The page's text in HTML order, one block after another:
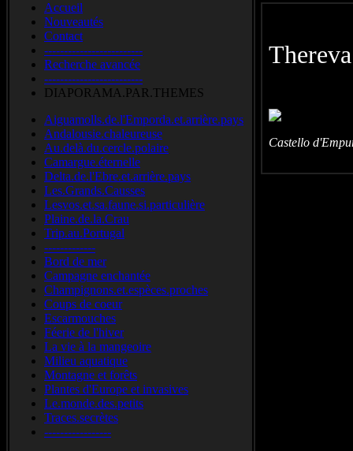
Accueil
Nouveautés
Contact
-------------------------
Recherche avancée
-------------------------
DIAPORAMA.PAR.THEMES
Aiguamolls.de.l'Emporda.et.arrière.pays
Andalousie.chaleureuse
Au.delà.du.cercle.polaire
Camargue.éternelle
Delta.de.l'Ebre.et.arrière.pays
Les.Grands.Causses
Lesvos.et.sa.faune.si.particulière
Plaine.de.la.Crau
Trip.au.Portugal
-------------
Bord de mer
Campagne enchantée
Champignons.et.espèces.proches
Coups de coeur
Escarmouches
Féerie de l'hiver
La vie à la mangeoire
Milieu aquatique
Montagne et forêts
Plantes d'Europe et invasives
Le.monde.des.petits
Traces.secrètes
-----------------
Castello